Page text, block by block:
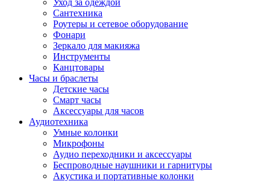
Уход за одеждой
Сантехника
Роутеры и сетевое оборудование
Фонари
Зеркало для макияжа
Инструменты
Канцтовары
Часы и браслеты
Детские часы
Смарт часы
Аксессуары для часов
Аудиотехника
Умные колонки
Микрофоны
Аудио переходники и аксессуары
Беспроводные наушники и гарнитуры
Акустика и портативные колонки